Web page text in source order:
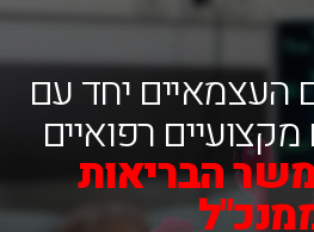
העצמאיים יחד עם
רפואיים
הבריאות